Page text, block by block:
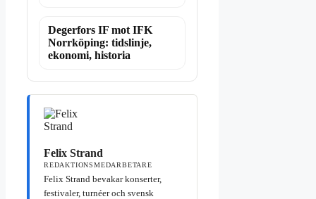
Degerfors IF mot IFK
Norrköping: tidslinje,
ekonomi, historia
Felix Strand
REDAKTIONSMEDARBETARE
Felix Strand bevakar konserter,
festivaler, turnéer och svensk